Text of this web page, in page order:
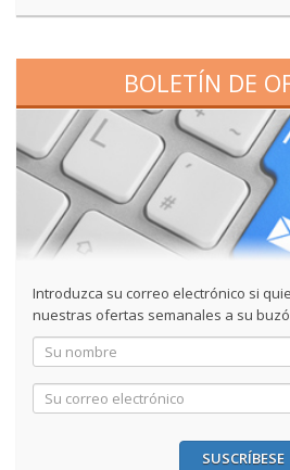
BOLETÍN DE
Introduzca su correo electrónico si
nuestras ofertas semanales a su
SUSCRÍBESE